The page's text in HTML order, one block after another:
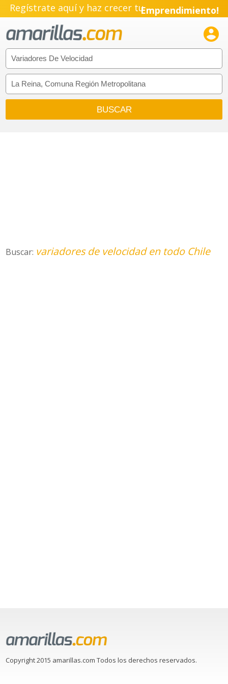
Regístrate aquí y haz crecer tuEmprendimiento!

Buscar: variadores de velocidad en todo Chile
Copyright 2015 amarillas.com Todos los derechos reservados.